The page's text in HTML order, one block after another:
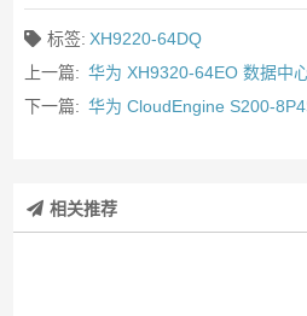
标签: XH9220-64DQ
上一篇: 华为 XH9320-64EO 数据中
下一篇: 华为 CloudEngine S200-
相关推荐